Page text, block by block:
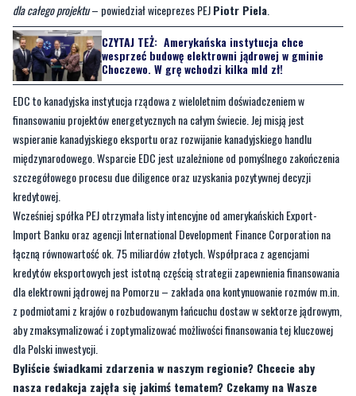
dla całego projektu– powiedział wiceprezes PEJPiotr Piela
CZYTAJ TEŻ: Amerykańska instytucja chce
wesprzeć budowę elektrowni jądrowej w gminie
Choczewo. W grę wchodzi kilka mld zł!
EDC to kanadyjska instytucja rządowa z wieloletnim doświadczeniem w
finansowaniu projektów energetycznych na całym świecie. Jej misją jest
wspieranie kanadyjskiego eksportu oraz rozwijanie kanadyjskiego handlu
międzynarodowego. Wsparcie EDC jest uzależnione od pomyślnego zakończenia
szczegółowego procesu due diligence oraz uzyskania pozytywnej decyzji
kredytowej.
Wcześniej spółka PEJ otrzymała listy intencyjne od amerykańskich Export-
Import Banku oraz agencji International Development Finance Corporation na
łączną równowartość ok. 75 miliardów złotych. Współpraca z agencjami
kredytów eksportowych jest istotną częścią strategii zapewnienia finansowania
dla elektrowni jądrowej na Pomorzu – zakłada ona kontynuowanie rozmów m.in.
z podmiotami z krajów o rozbudowanym łańcuchu dostaw w sektorze jądrowym,
aby zmaksymalizować i zoptymalizować możliwości finansowania tej kluczowej
dla Polski inwestycji.
Byliście świadkami zdarzenia w naszym regionie? Chcecie aby
nasza redakcja zajęła się jakimś tematem? Czekamy na Wasze